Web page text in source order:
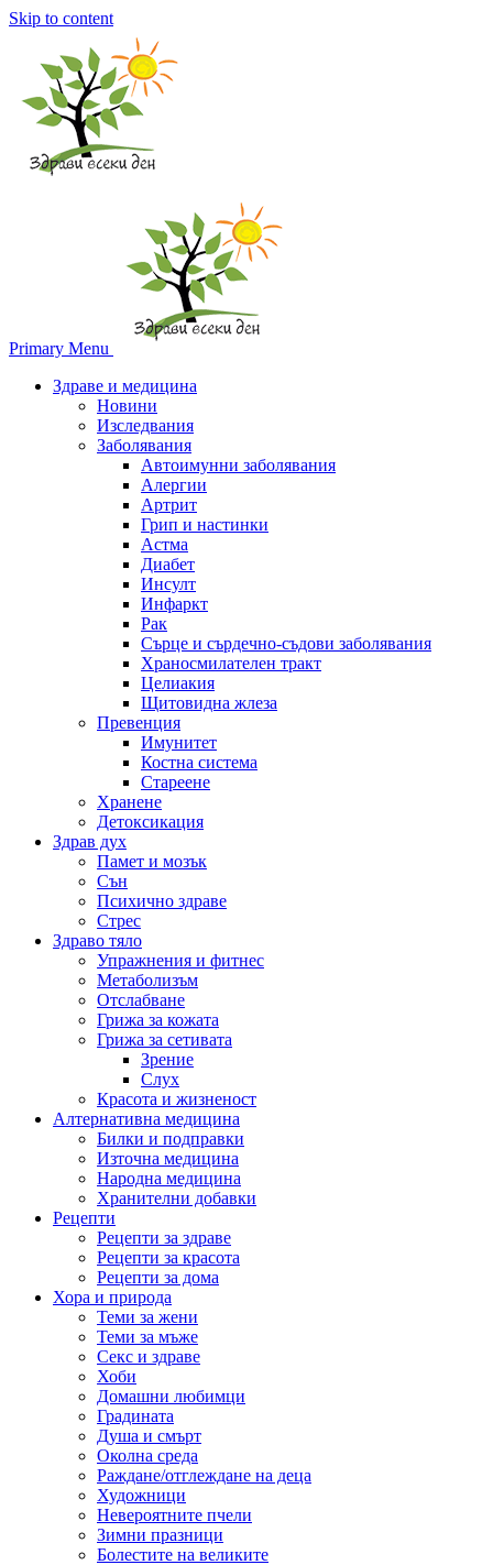
Skip to content
Primary Menu
Здраве и медицина
Новини
Изследвания
Заболявания
Автоимунни заболявания
Алергии
Артрит
Грип и настинки
Астма
Диабет
Инсулт
Инфаркт
Рак
Сърце и сърдечно-съдови заболявания
Храносмилателен тракт
Целиакия
Щитовидна жлеза
Превенция
Имунитет
Костна система
Стареене
Хранене
Детоксикация
Здрав дух
Памет и мозък
Сън
Психично здраве
Стрес
Здраво тяло
Упражнения и фитнес
Метаболизъм
Отслабване
Грижа за кожата
Грижа за сетивата
Зрение
Слух
Красота и жизненост
Алтернативна медицина
Билки и подправки
Източна медицина
Народна медицина
Хранителни добавки
Рецепти
Рецепти за здраве
Рецепти за красота
Рецепти за дома
Хора и природа
Теми за жени
Теми за мъже
Секс и здраве
Хоби
Домашни любимци
Градината
Душа и смърт
Околна среда
Раждане/отглеждане на деца
Художници
Невероятните пчели
Зимни празници
Болестите на великите